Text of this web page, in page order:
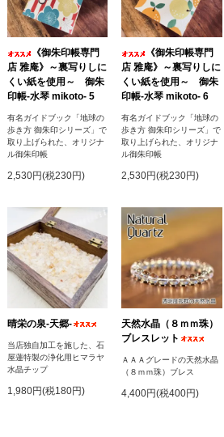
《御朱印帳専門
店 雅庵》～裏写りしに
くい紙を使用～ 御朱
印帳-水琴 mikoto- 5
有名ガイドブック「地球の
歩き方 御朱印シリーズ」で
取り上げられた、オリジナ
ル御朱印帳
2,530円(税230円)
《御朱印帳専門
店 雅庵》～裏写りしに
くい紙を使用～ 御朱
印帳-水琴 mikoto- 6
有名ガイドブック「地球の
歩き方 御朱印シリーズ」で
取り上げられた、オリジナ
ル御朱印帳
2,530円(税230円)
晴栄の泉‐天郷‐
当店独自加工を施した、石
屋蓮特製の浄化用ヒマラヤ
水晶チップ
1,980円(税180円)
天然水晶（８ｍｍ珠）
ブレスレット
ＡＡＡグレードの天然水晶
（８ｍｍ珠）ブレス
4,400円(税400円)